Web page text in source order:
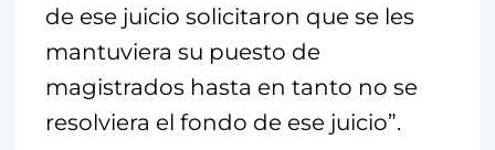
de ese juicio solicitaron que se les
mantuviera su puesto de
magistrados hasta en tanto no se
resolviera el fondo de ese juicio”.